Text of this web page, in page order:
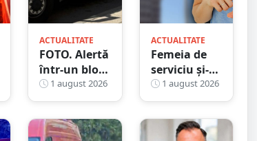
ACTUALITATE
FOTO. Alertă
într-un bloc
din județul
Satu Mare. A
luat foc
sistemul de
1 august 2026
ACTUALITATE
Femeia de
serviciu și-a
făcut
singură
dreptate. A
1 august 2026